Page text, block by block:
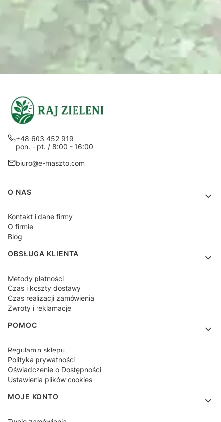
+48 603 452 919
pon. - pt. / 8:00 - 16:00
biuro@e-maszto.com
Linki w stopce
O NAS
Kontakt i dane firmy
O firmie
Blog
OBSŁUGA KLIENTA
Metody płatności
Czas i koszty dostawy
Czas realizacji zamówienia
Zwroty i reklamacje
POMOC
Regulamin sklepu
Polityka prywatności
Oświadczenie o Dostępności
Ustawienia plików cookies
MOJE KONTO